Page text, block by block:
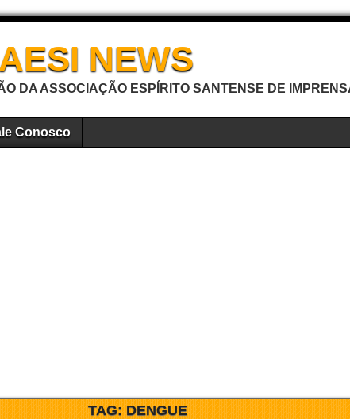
NEWS
DA ASSOCIAÇÃO ESPÍRITO SANTENSE DE
Conosco
TAG:DENGUE